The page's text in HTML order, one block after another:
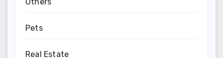
Pets
Real Estate